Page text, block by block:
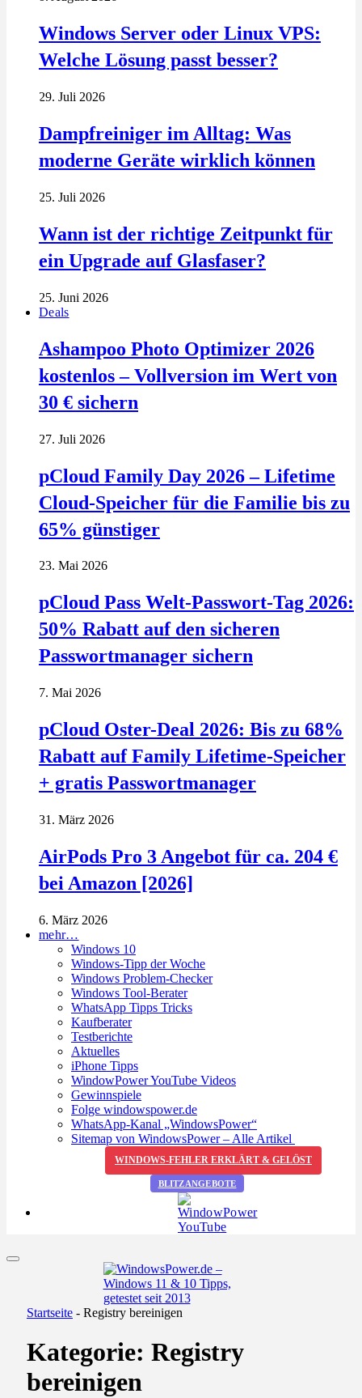
Windows Server oder Linux VPS:
Welche Lösung passt besser?
29. Juli 2026
Dampfreiniger im Alltag: Was
moderne Geräte wirklich können
25. Juli 2026
Wann ist der richtige Zeitpunkt für
ein Upgrade auf Glasfaser?
25. Juni 2026
Deals
Ashampoo Photo Optimizer 2026
kostenlos – Vollversion im Wert von
30 € sichern
27. Juli 2026
pCloud Family Day 2026 – Lifetime
Cloud-Speicher für die Familie bis zu
65% günstiger
23. Mai 2026
pCloud Pass Welt-Passwort-Tag 2026:
50% Rabatt auf den sicheren
Passwortmanager sichern
7. Mai 2026
pCloud Oster-Deal 2026: Bis zu 68%
Rabatt auf Family Lifetime-Speicher
+ gratis Passwortmanager
31. März 2026
AirPods Pro 3 Angebot für ca. 204 €
bei Amazon [2026]
6. März 2026
mehr…
Windows 10
Windows-Tipp der Woche
Windows Problem-Checker
Windows Tool-Berater
WhatsApp Tipps Tricks
Kaufberater
Testberichte
Aktuelles
iPhone Tipps
WindowPower YouTube Videos
Gewinnspiele
Folge windowspower.de
WhatsApp-Kanal „WindowsPower“
Sitemap von WindowsPower – Alle Artikel
WINDOWS-FEHLER ERKLÄRT & GELÖST
BLITZANGEBOTE
Startseite - Registry bereinigen
Kategorie: Registry
bereinigen